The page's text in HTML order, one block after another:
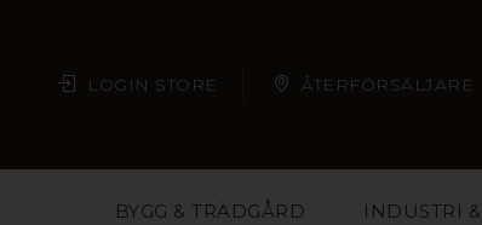
LOGIN STORE ÅTERFÖRSÄLJARE
BYGG & TRÄDGÅRD INDUSTRI